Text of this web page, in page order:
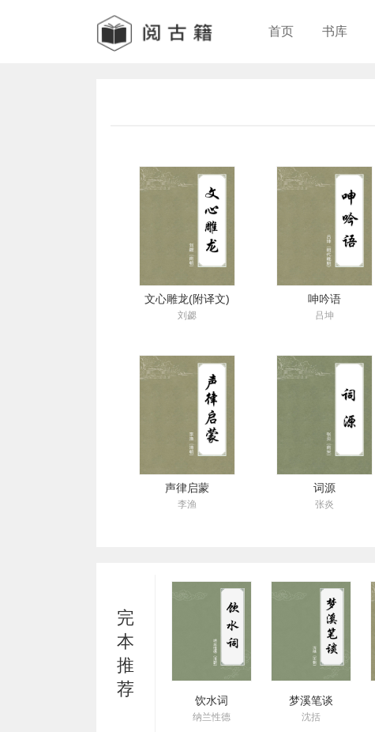
首页 书库
文心雕龙(附译文)
刘勰
呻吟语
吕坤
声律启蒙
李渔
词源
张炎
完
本
推
荐
饮水词
纳兰性德
梦溪笔谈
沈括